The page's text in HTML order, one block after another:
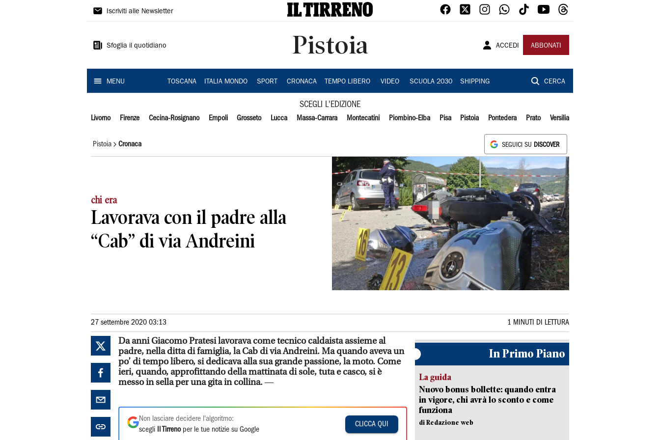
Il
Iscriviti alle Newsletter
Sfoglia il quotidiano Pistoia ACCEDI ABBONATI
MENU TOSCANA ITALIA MONDO SPORT CRONACA TEMPO LIBERO VIDEO SCUOLA 2030 SHIPPING CERCA
SCEGLI L'EDIZIONE
Livorno Firenze Cecina-Rosignano Empoli Grosseto Lucca Massa-Carrara Montecatini Piombino-Elba Pisa Pistoia Pontedera Prato Versilia
Pistoia Cronaca SEGUICI SU DISCOVER
chi era
Lavorava con il padre alla
“Cab” di via Andreini
27 settembre 2020 03:13 1 MINUTI DI LETTURA
Da anni Giacomo Pratesi lavorava come tecnico caldaista assieme al
padre, nella ditta di famiglia, la Cab di via Andreini. Ma quando aveva un
po’ di tempo libero, si dedicava alla sua grande passione, la moto. Come
ieri, quando, approfittando della mattinata di sole, tuta e casco, si è
messo in sella per una gita in collina.—
Non lasciare decidere l'algoritmo:
scegli
Il Tirrenoper le tue notizie su Google
CLICCA QUI
In Primo Piano
La guida
Nuovo bonus bollette: quando entra
in vigore, chi avrà lo sconto e come
funziona
di Redazione web